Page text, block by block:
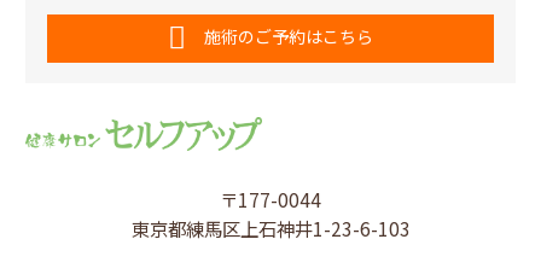
〒177-0044
東京都練馬区上石神井1-23-6-103
施術のご予約はこちら